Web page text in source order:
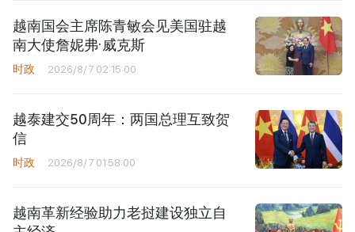
越南国会主席陈青敏会见美国驻越
南大使詹妮弗·威克斯
时政 2026/8/7 02:15:00
越泰建交50周年：两国总理互致贺
信
时政 2026/8/7 01:58:00
越南革新经验助力老挝建设独立自